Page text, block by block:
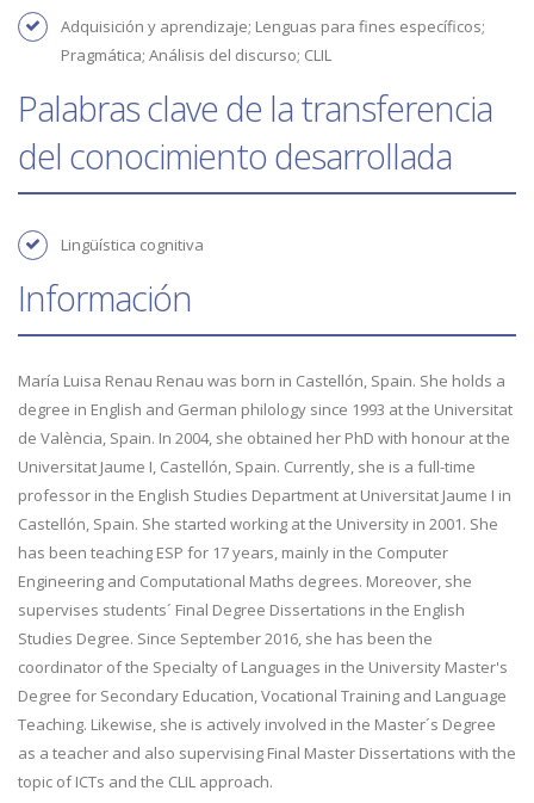
Adquisición y aprendizaje; Lenguas para fines específicos;
Pragmática; Análisis del discurso; CLIL
Palabras clave de la transferencia
del conocimiento desarrollada
lingüística cognitiva
Información
María Luisa Renau Renau was born in Castellón, Spain. She holds a
degree in English and German philology since 1993 at the Universitat
de València, Spain. In 2004, she obtained her PhD with honour at the
Universitat Jaume I, Castellón, Spain. Currently, she is a full-time
professor in the English Studies Department at Universitat Jaume I in
Castellón, Spain. She started working at the University in 2001. She
has been teaching ESP for 17 years, mainly in the Computer
Engineering and Computational Maths degrees. Moreover, she
supervises students´ Final Degree Dissertations in the English
Studies Degree. Since September 2016, she has been the
coordinator of the Specialty of Languages in the University Master's
Degree for Secondary Education, Vocational Training and Language
Teaching. Likewise, she is actively involved in the Master´s Degree
as a teacher and also supervising Final Master Dissertations with the
topic of ICTs and the CLIL approach.